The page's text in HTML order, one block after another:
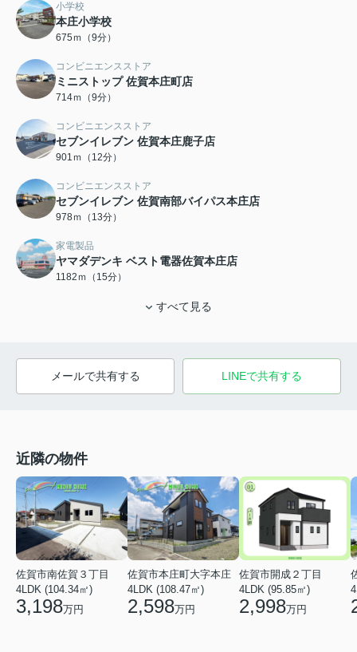
小学校
本庄小学校
675ｍ（9分）
コンビニエンスストア
ミニストップ 佐賀本庄町店
714ｍ（9分）
コンビニエンスストア
セブンイレブン 佐賀本庄鹿子店
901ｍ（12分）
コンビニエンスストア
セブンイレブン 佐賀南部バイパス本庄店
978ｍ（13分）
家電製品
ヤマダデンキ ベスト電器佐賀本庄店
1182ｍ（15分）
すべて見る
メールで共有する LINEで共有する
近隣の物件
佐賀市南佐賀３丁目
4LDK (104.34㎡)
3,198万円
佐賀市本庄町大字本庄
4LDK (108.47㎡)
2,598万円
佐賀市開成２丁目
4LDK (95.85㎡)
2,998万円